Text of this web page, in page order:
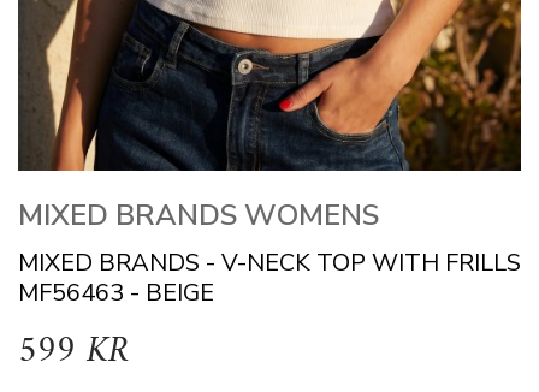
MIXED BRANDS WOMENS
MIXED BRANDS - V-NECK TOP WITH FRILLS
MF56463 - BEIGE
599 KR